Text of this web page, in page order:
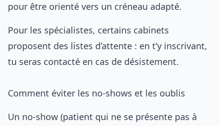
pour être orienté vers un créneau adapté.
Pour les spécialistes, certains cabinets
proposent des listes d’attente : en t’y inscrivant,
tu seras contacté en cas de désistement.
Comment éviter les no-shows et les oublis
Un no-show (patient qui ne se présente pas à